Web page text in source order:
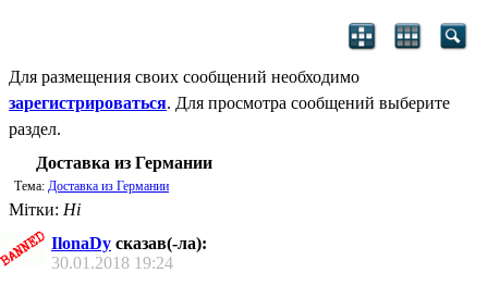
Для размещения своих сообщений необходимо
зарегистрироваться. Для просмотра сообщений выберите
раздел.
Доставка из Германии
Тема: Доставка из Германии
Мітки: Ні
IlonaDy сказав(-ла):
30.01.2018 19:24